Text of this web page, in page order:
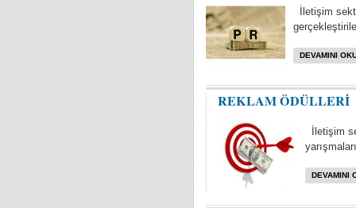
İletişim
DEVAMINI
REKLAM ÖDÜLLERİ
İletişim
DEVAMINI